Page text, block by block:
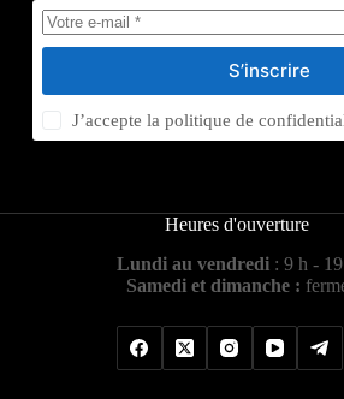
S’inscrire
J’accepte lapolitique de
Heures d'ouverture
Lundi au vendredi : 9 h -
Samedi et dimanche :